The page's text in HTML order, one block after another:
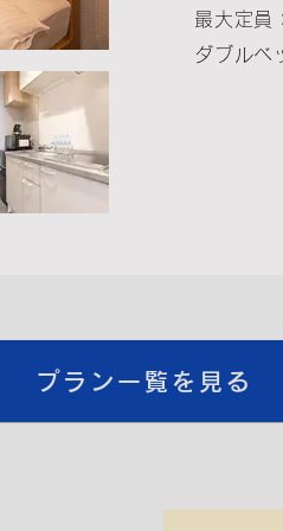
最大定員
ダブル
プラン一覧を見る